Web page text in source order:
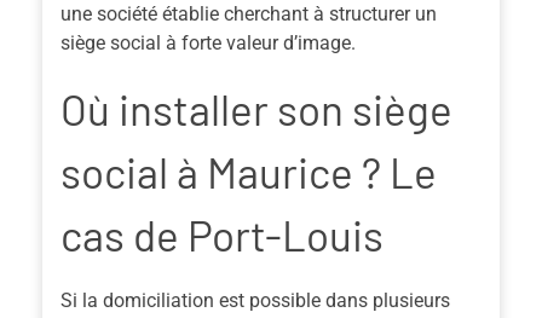
une société établie cherchant à structurer un
siège social à forte valeur d’image.
Où installer son siège
social à Maurice ? Le
cas de Port-Louis
Si la domiciliation est possible dans plusieurs